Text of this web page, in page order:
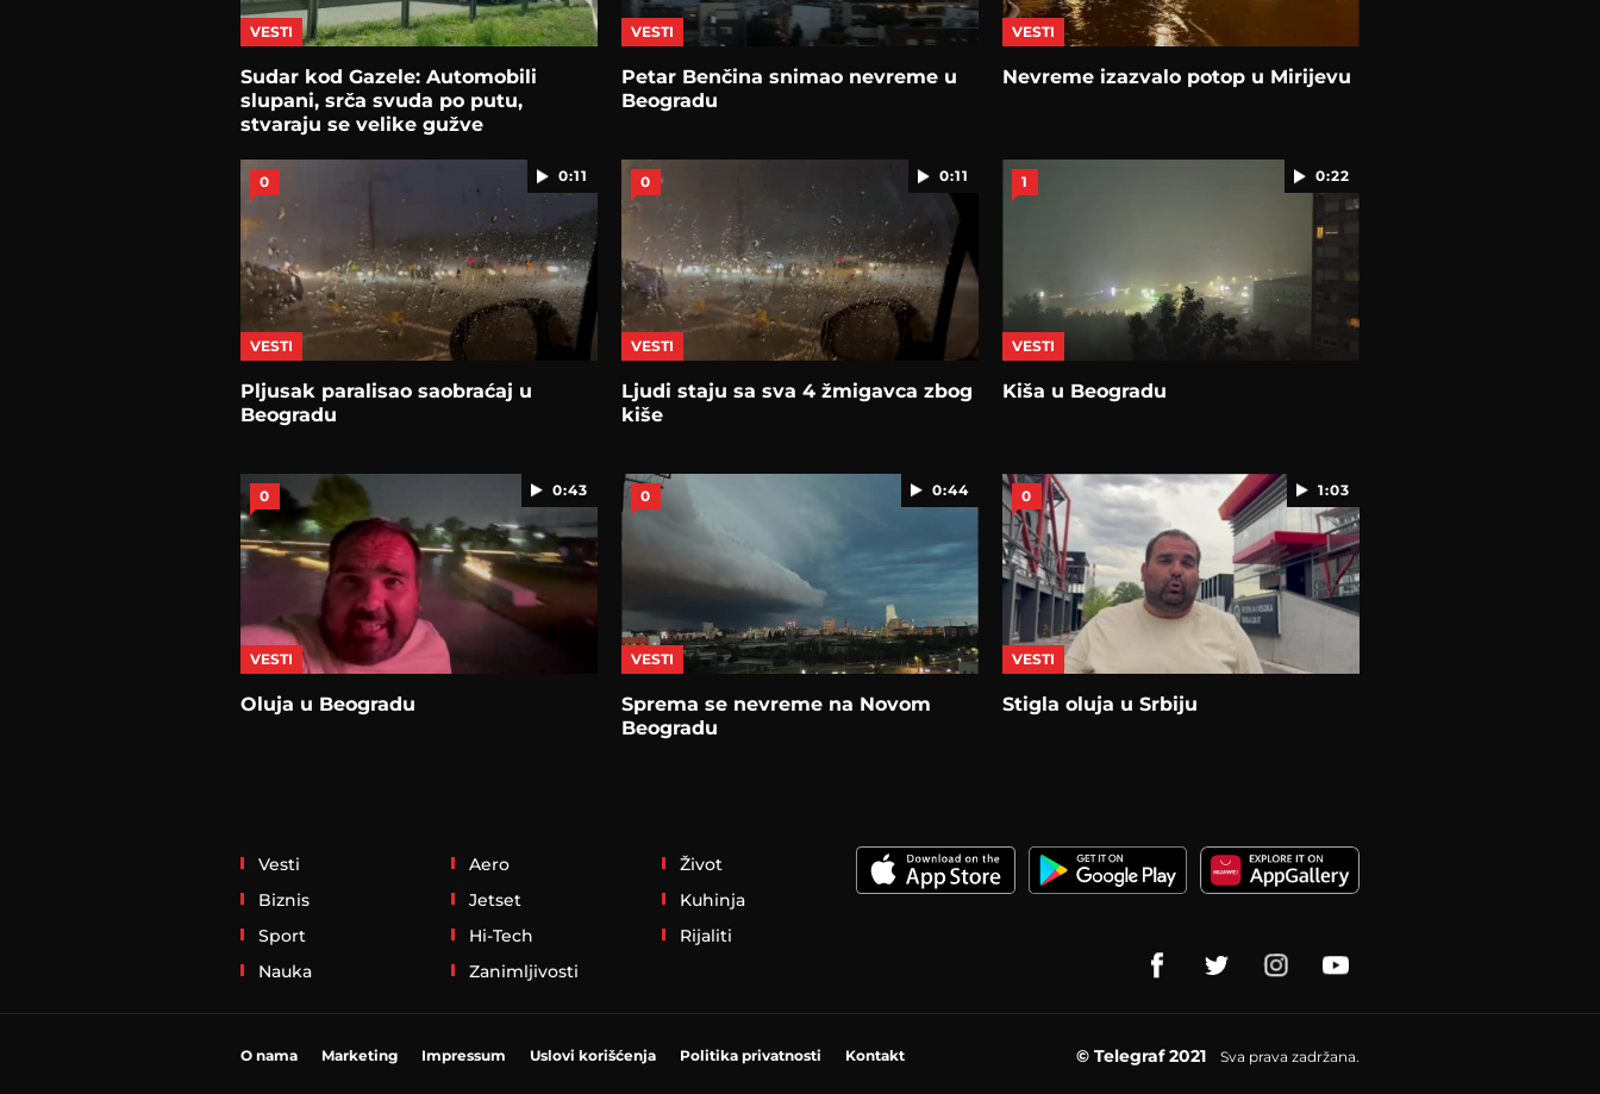
VESTI
Sudar kod Gazele: Automobili
slupani, srča svuda po putu,
stvaraju se velike gužve
VESTI
Petar Benčina snimao nevreme u
Beogradu
VESTI
Nevreme izazvalo potop u Mirijevu
0:11
0
VESTI
Pljusak paralisao saobraćaj u
Beogradu
0:11
0
VESTI
Ljudi staju sa sva 4 žmigavca zbog
kiše
0:22
1
VESTI
Kiša u Beogradu
0:43
0
VESTI
Oluja u Beogradu
0:44
0
VESTI
Sprema se nevreme na Novom
Beogradu
1:03
0
VESTI
Stigla oluja u Srbiju
Vesti
Biznis
Sport
Nauka
Aero
Jetset
Hi-Tech
Zanimljivosti
Život
Kuhinja
Rijaliti
O nama Marketing Impressum Uslovi korišćenja Politika privatnosti Kontakt © Telegraf 2021 Sva prava zadržana.